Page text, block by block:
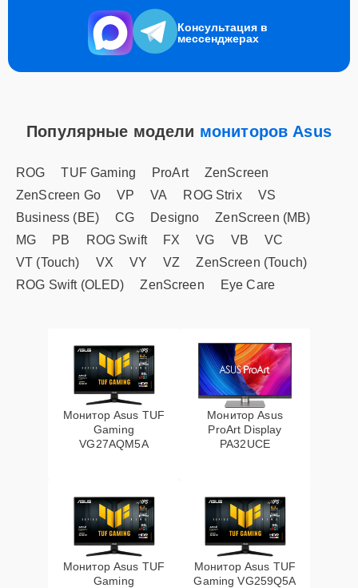
Консультация в
мессенджерах
Популярные модели мониторов Asus
ROG TUF Gaming ProArt
ZenScreen
ZenScreen Go
VP VA ROG Strix
VS
Business (BE)
CG Designo
ZenScreen (MB)
MG
PB ROG Swift FX VG VB
VC
VT (Touch)
VX VY VZ
ZenScreen (Touch)
ROG Swift (OLED)
ZenScreen Eye Care
Монитор Asus TUF
Gaming
VG27AQM5A
Монитор Asus
ProArt Display
PA32UCE
Монитор Asus TUF
Gaming
Монитор Asus TUF
Gaming VG259Q5A